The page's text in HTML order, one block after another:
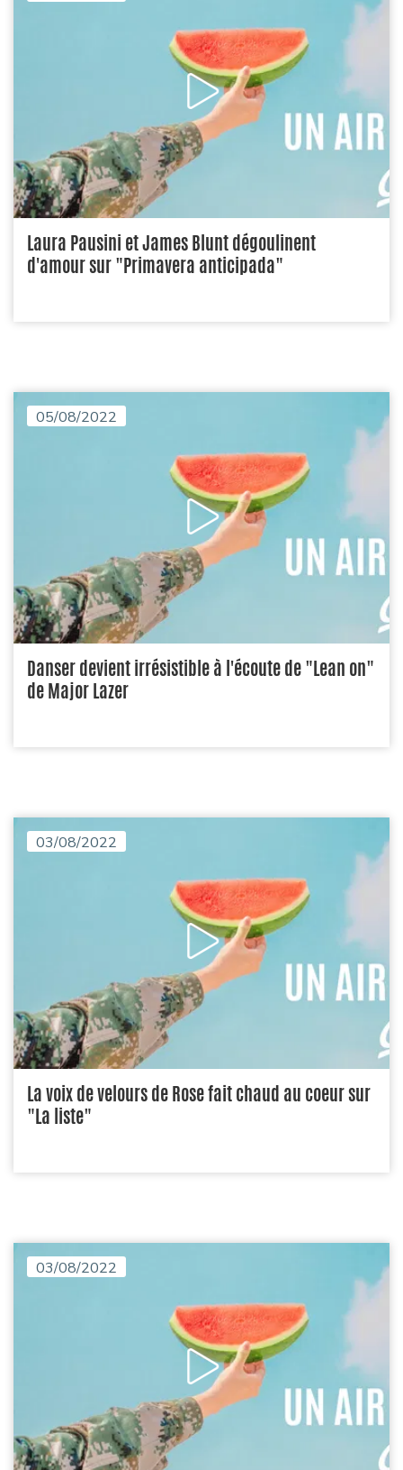
Laura Pausini et James Blunt dégoulinent
d'amour sur "Primavera anticipada"
05/08/2022
Danser devient irrésistible à l'écoute de "Lean on"
de Major Lazer
03/08/2022
La voix de velours de Rose fait chaud au coeur sur
"La liste"
03/08/2022